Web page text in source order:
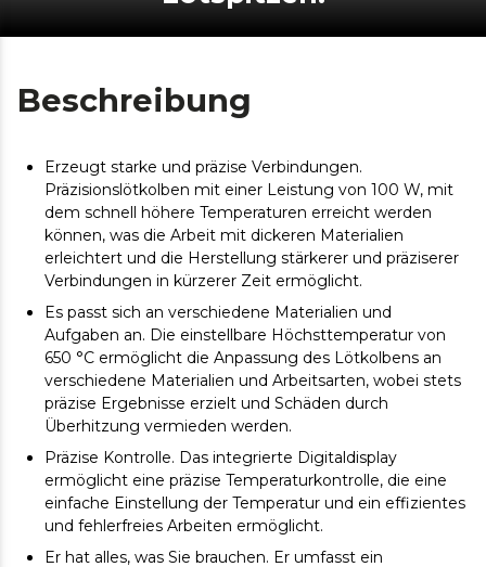
Beschreibung
Erzeugt starke und präzise Verbindungen.
Präzisionslötkolben mit einer Leistung von 100 W, mit
dem schnell höhere Temperaturen erreicht werden
können, was die Arbeit mit dickeren Materialien
erleichtert und die Herstellung stärkerer und präziserer
Verbindungen in kürzerer Zeit ermöglicht.
Es passt sich an verschiedene Materialien und
Aufgaben an. Die einstellbare Höchsttemperatur von
650 °C ermöglicht die Anpassung des Lötkolbens an
verschiedene Materialien und Arbeitsarten, wobei stets
präzise Ergebnisse erzielt und Schäden durch
Überhitzung vermieden werden.
Präzise Kontrolle. Das integrierte Digitaldisplay
ermöglicht eine präzise Temperaturkontrolle, die eine
einfache Einstellung der Temperatur und ein effizientes
und fehlerfreies Arbeiten ermöglicht.
Er hat alles, was Sie brauchen. Er umfasst ein